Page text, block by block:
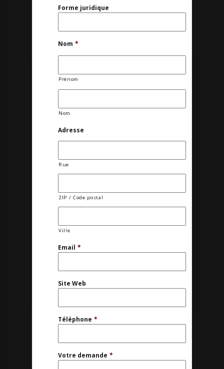
Forme juridique
Nom *
Prénom
Nom
Adresse
Rue
ZIP / Code postal
Ville
Email *
Site Web
Téléphone *
Votre demande *